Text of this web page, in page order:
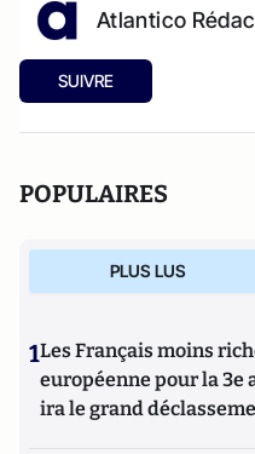
Atlantico
SUIVRE
POPULAIRES
PLUS LUS
1Les Français moins
européenne pour la 3e
ira le grand